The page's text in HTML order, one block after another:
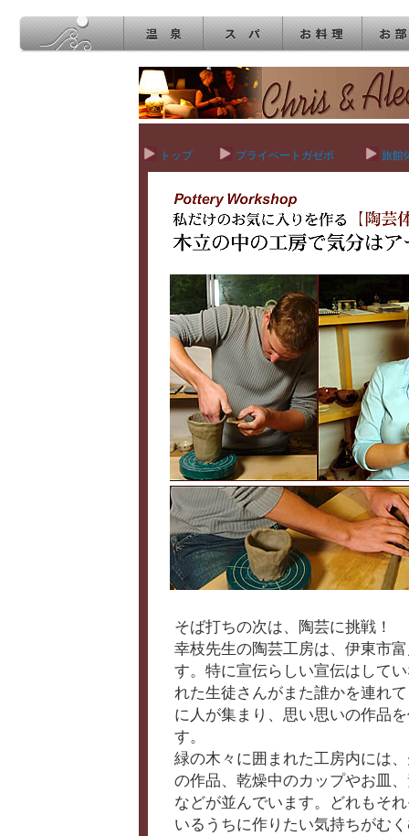
トップ プライベートガゼボ 旅館
そば打ちの次は、陶芸に挑戦！
幸枝先生の陶芸工房は、伊東市
す。特に宣伝らしい宣伝はして
れた生徒さんがまた誰かを連れ
に人が集まり、思い思いの作品
す。
緑の木々に囲まれた工房内には
の作品、乾燥中のカップやお皿
などが並んでいます。どれもそ
いるうちに作りたい気持ちがむ